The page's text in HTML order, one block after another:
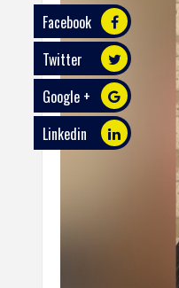
SALUD
TECNOLOGÍA
ECO
PLAY
TRABAJOS
Facebook
Twitter
Google +
Linkedin